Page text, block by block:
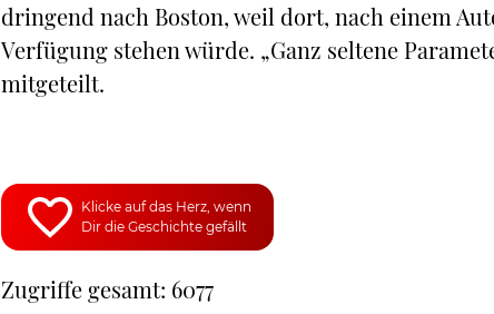
dringend nach Boston, weil dort, nach einem
Verfügung stehen würde. „Ganz seltene
mitgeteilt.
Klicke auf das Herz, wenn
Dir die Geschichte gefällt
Zugriffe gesamt: 6077